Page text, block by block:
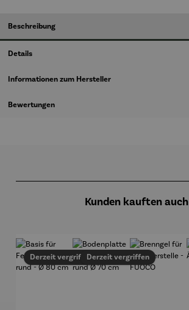
Beschreibung
Details
Informationen zum Hersteller
Bewertungen
Kunden kauften auch
Derzeit vergriffenDerzeit vergriffen